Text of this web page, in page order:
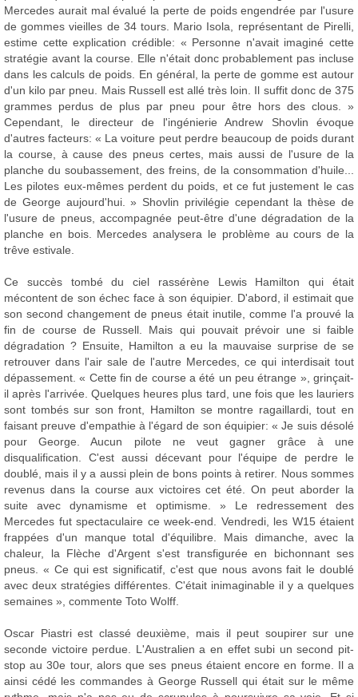
Mercedes aurait mal évalué la perte de poids engendrée par l'usure
de gommes vieilles de 34 tours. Mario Isola, représentant de Pirelli,
estime cette explication crédible: « Personne n'avait imaginé cette
stratégie avant la course. Elle n'était donc probablement pas incluse
dans les calculs de poids. En général, la perte de gomme est autour
d'un kilo par pneu. Mais Russell est allé très loin. Il suffit donc de 375
grammes perdus de plus par pneu pour être hors des clous. »
Cependant, le directeur de l'ingénierie Andrew Shovlin évoque
d'autres facteurs: « La voiture peut perdre beaucoup de poids durant
la course, à cause des pneus certes, mais aussi de l'usure de la
planche du soubassement, des freins, de la consommation d'huile...
Les pilotes eux-mêmes perdent du poids, et ce fut justement le cas
de George aujourd'hui. » Shovlin privilégie cependant la thèse de
l'usure de pneus, accompagnée peut-être d'une dégradation de la
planche en bois. Mercedes analysera le problème au cours de la
trêve estivale.
Ce succès tombé du ciel rassérène Lewis Hamilton qui était
mécontent de son échec face à son équipier. D'abord, il estimait que
son second changement de pneus était inutile, comme l'a prouvé la
fin de course de Russell. Mais qui pouvait prévoir une si faible
dégradation ? Ensuite, Hamilton a eu la mauvaise surprise de se
retrouver dans l'air sale de l'autre Mercedes, ce qui interdisait tout
dépassement. « Cette fin de course a été un peu étrange », grinçait-
il après l'arrivée. Quelques heures plus tard, une fois que les lauriers
sont tombés sur son front, Hamilton se montre ragaillardi, tout en
faisant preuve d'empathie à l'égard de son équipier: « Je suis désolé
pour George. Aucun pilote ne veut gagner grâce à une
disqualification. C'est aussi décevant pour l'équipe de perdre le
doublé, mais il y a aussi plein de bons points à retirer. Nous sommes
revenus dans la course aux victoires cet été. On peut aborder la
suite avec dynamisme et optimisme. » Le redressement des
Mercedes fut spectaculaire ce week-end. Vendredi, les W15 étaient
frappées d'un manque total d'équilibre. Mais dimanche, avec la
chaleur, la Flèche d'Argent s'est transfigurée en bichonnant ses
pneus. « Ce qui est significatif, c'est que nous avons fait le doublé
avec deux stratégies différentes. C'était inimaginable il y a quelques
semaines », commente Toto Wolff.
Oscar Piastri est classé deuxième, mais il peut soupirer sur une
seconde victoire perdue. L'Australien a en effet subi un second pit-
stop au 30e tour, alors que ses pneus étaient encore en forme. Il a
ainsi cédé les commandes à George Russell qui était sur le même